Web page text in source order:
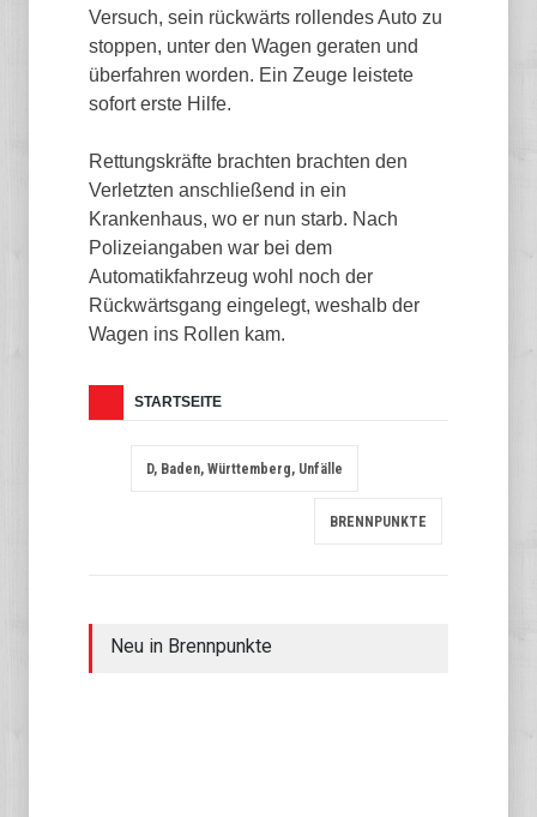
Versuch, sein rückwärts rollendes Auto zu
stoppen, unter den Wagen geraten und
überfahren worden. Ein Zeuge leistete
sofort erste Hilfe.
Rettungskräfte brachten brachten den
Verletzten anschließend in ein
Krankenhaus, wo er nun starb. Nach
Polizeiangaben war bei dem
Automatikfahrzeug wohl noch der
Rückwärtsgang eingelegt, weshalb der
Wagen ins Rollen kam.
STARTSEITE
D, Baden, Württemberg, Unfälle
BRENNPUNKTE
Neu in Brennpunkte